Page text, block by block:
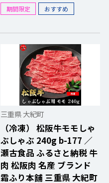
期間限定 おすすめ
三重県 大紀町
（冷凍） 松阪牛モモしゃ
ぶしゃぶ 240g b-177 ／
瀬古食品 ふるさと納税 牛
肉 松阪肉 名産 ブランド
霜ふり本舗 三重県 大紀町